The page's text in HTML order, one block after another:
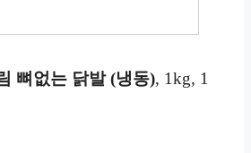
뼈없는 닭발 (냉동), 1kg, 1